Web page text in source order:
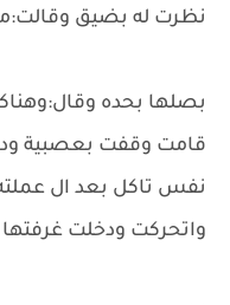
نظرت له بضيق
بصلها بحده
قامت وقفت بعصبية
نفس تاكل بعد ال
واتحركت ودخلت